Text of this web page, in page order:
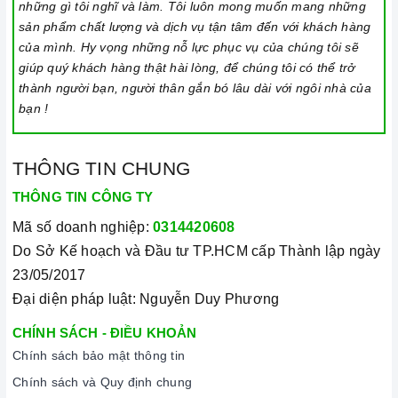
Lưu ý chỉ nên thực hiện việc này khi bếp đã nguội và cách xa
thời gian nấu nướng để đảm bảo an toàn.
Khi không sử dụng, nên cất giữ cẩn thận và bảo quản mặt
bếp để tránh làm trầy xước, ảnh hưởng đến cảm ứng
từ.
Thường xuyên lau chùi bếp và giữ vệ sinh sạch sẽ để đảm
Cam kết hàng chính hãng:Chúng tôi cam kết cung cấp sản
phẩm chính hãng 100%, có nguồn gốc, xuất xứ và chứng từ
rõ ràng.
lắp đặt, chế độ bảo hành chính hãng, hậu mãi chuyên
nghiệp, đảm bảo rằng quý khách sẽ có trải nghiệm tuyệt vời
và không gặp bất kỳ khó khăn nào trong quá trình sử dụng
những gì tôi nghĩ và làm. Tôi luôn mong muốn mang những
sản phẩm chất lượng và dịch vụ tận tâm đến với khách hàng
của mình. Hy vọng những nỗ lực phục vụ của chúng tôi sẽ
giúp quý khách hàng thật hài lòng, để chúng tôi có thể trở
thành người bạn, người thân gắn bó lâu dài với ngôi nhà của
bạn !
THÔNG TIN CHUNG
THÔNG TIN CÔNG TY
Mã số doanh nghiệp: 0314420608
Do Sở Kế hoạch và Đầu tư TP.HCM cấp Thành lập ngày
23/05/2017
Đại diện pháp luật: Nguyễn Duy Phương
CHÍNH SÁCH - ĐIỀU KHOẢN
Chính sách bảo mật thông tin
Chính sách và Quy định chung